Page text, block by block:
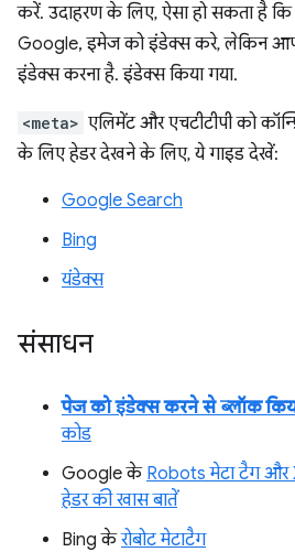
करें. उदाहरण के लिए, ऐसा हो सकता है
Google, इमेज को इंडेक्स करे, लेकिन
इंडेक्स करना है. इंडेक्स किया गया.
<meta> एलिमेंट और एचटीटीपी को
के लिए हेडर देखने के लिए, ये गाइड देखें:
Google Search
Bing
यंडेक्स
संसाधन
पेज को इंडेक्स करने से ब्लॉक
कोड
Google के Robots मेटा टैग और
हेडर की खास बातें
Bing केरोबोट मेटाटैग